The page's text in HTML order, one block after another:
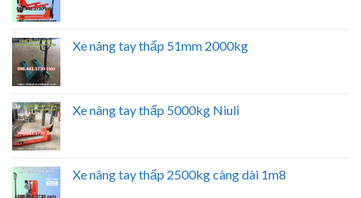
Xe nâng tay thấp 51mm 2000kg
Xe nâng tay thấp 5000kg Niuli
Xe nâng tay thấp 2500kg càng dài 1m8